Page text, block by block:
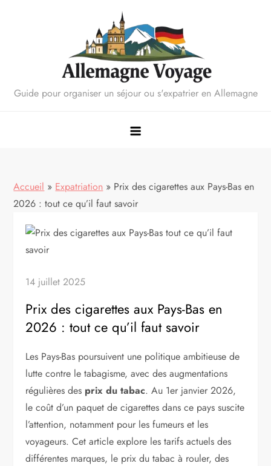
Guide pour organiser un séjour ou s'expatrier en Allemagne
Accueil » Expatriation » Prix des cigarettes aux Pays-Bas en
2026 : tout ce qu’il faut savoir
14 juillet 2025
Prix des cigarettes aux Pays-Bas en
2026 : tout ce qu’il faut savoir
Les Pays-Bas poursuivent une politique ambitieuse de
lutte contre le tabagisme, avec des augmentations
régulières des prix du tabac. Au 1er janvier 2026,
le coût d’un paquet de cigarettes dans ce pays suscite
l’attention, notamment pour les fumeurs et les
voyageurs. Cet article explore les tarifs actuels des
différentes marques, le prix du tabac à rouler, des